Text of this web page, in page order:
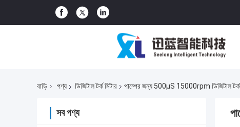
বাড়ি পণ্য ডিজিটাল টর্ক মিটার পাম্পের জন্য 500μS 15000rpm ডিজিটাল টর্ক
সব পণ্য